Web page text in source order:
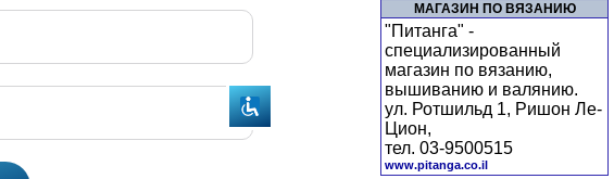
МАГАЗИН ПО ВЯЗАНИЮ
"Питанга" -
специализированный
магазин по вязанию,
вышиванию и валянию.
ул. Ротшильд 1, Ришон Ле-
Цион,
тел. 03-9500515
www.pitanga.co.il